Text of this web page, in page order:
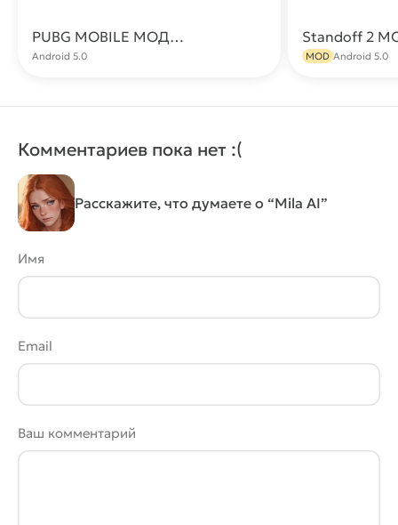
PUBG MOBILE МОД (ESP, Aimbot, Без бана)
Android 5.0 MOD Android 5.0
Комментариев пока нет :(
Расскажите, что думаете о “Mila AI”
Имя
Email
Ваш комментарий